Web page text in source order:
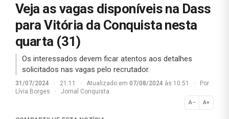
Veja as vagas disponíveis na Dass
para Vitória da Conquista nesta
quarta (31)
Os interessados devem ficar atentos aos detalhes
solicitados nas vagas pelo recrutador.
31/07/2024 · 21:11 · Atualizado em 07/08/2024 às 10:51 ·
Por
Lívia Borges
· Jornal Conquista
A− A+
Normal